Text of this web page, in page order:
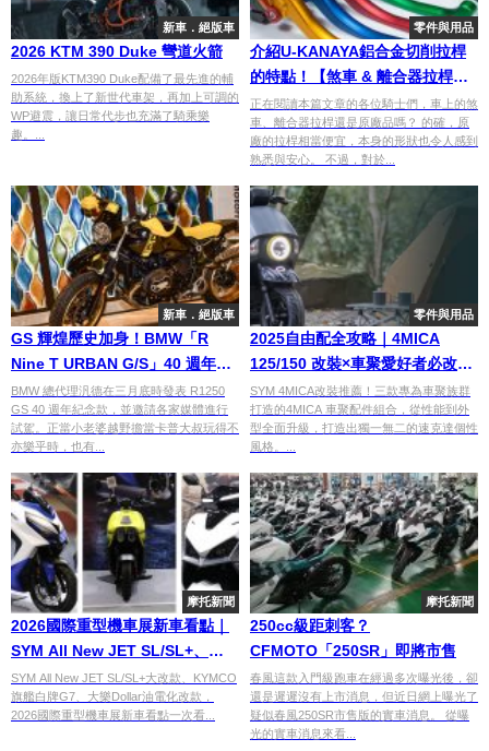
新車．絕版車
2026 KTM 390 Duke 彎道火箭
2026年版KTM390 Duke配備了最先進的輔
助系統，換上了新世代車架，再加上可調的
WP避震，讓日常代步也充滿了騎乘樂
趣。...
零件與用品
介紹U-KANAYA鋁合金切削拉桿
的特點！【煞車 & 離合器拉桿改
裝】
正在閱讀本篇文章的各位騎士們，車上的煞
車、離合器拉桿還是原廠品嗎？ 的確，原
廠的拉桿相當便宜，本身的形狀也令人感到
熟悉與安心。 不過，對於...
新車．絕版車
GS 輝煌歷史加身！BMW「R
Nine T URBAN G/S」40 週年紀
念版
BMW 總代理汎德在三月底時發表 R1250
GS 40 週年紀念款，並邀請各家媒體進行
試駕。正當小老婆越野擔當卡普大叔玩得不
亦樂乎時，也有...
零件與用品
2025自由配全攻略｜4MICA
125/150 改裝×車聚愛好者必改套
餐一次看！
SYM 4MICA改裝推薦！三款專為車聚族群
打造的4MICA 車聚配件組合，從性能到外
型全面升級，打造出獨一無二的速克達個性
風格。...
摩托新聞
2026國際重型機車展新車看點｜
SYM All New JET SL/SL+、
KYMCO G7、大樂Dollar一次看
SYM All New JET SL/SL+大改款、KYMCO
旗艦白牌G7、大樂Dollar油電化改款，
2026國際重型機車展新車看點一次看...
摩托新聞
250cc級距刺客？
CFMOTO「250SR」即將市售
春風這款入門級跑車在經過多次曝光後，卻
還是遲遲沒有上市消息，但近日網上曝光了
疑似春風250SR市售版的實車消息。 從曝
光的實車消息來看...